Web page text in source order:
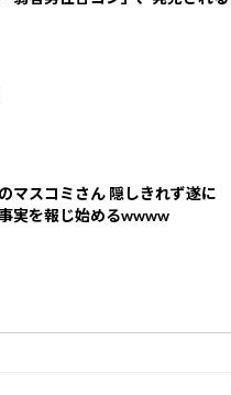
マスコミさん 隠しきれず遂に
実を報じ始めるwwww